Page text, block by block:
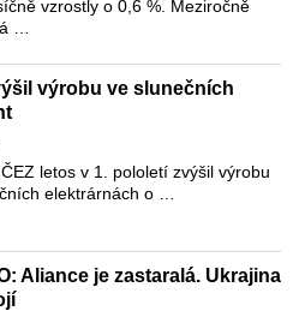
vzrostly o 0,6 %. Meziročně
…
výrobu ve slunečních
letos v 1. pololetí zvýšil výrobu
elektrárnách o …
Aliance je zastaralá. Ukrajina